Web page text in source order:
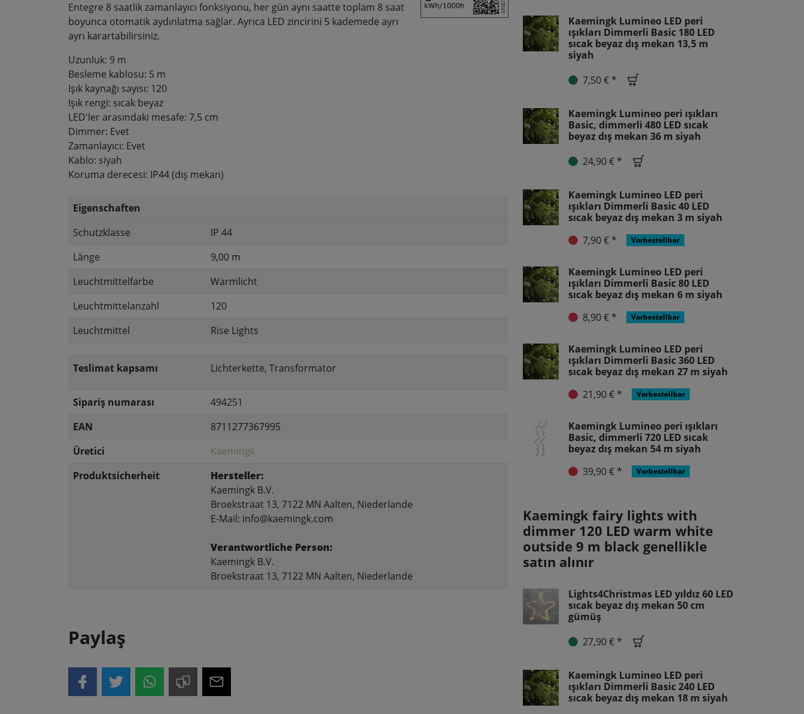
Entegre 8 saatlik zamanlayıcı fonksiyonu, her gün aynı saatte toplam 8 saat
boyunca otomatik aydınlatma sağlar. Ayrıca LED zincirini 5 kademede ayrı
ayrı karartabilirsiniz.
Uzunluk: 9 m
Besleme kablosu: 5 m
Işık kaynağı sayısı: 120
Işık rengi: sıcak beyaz
LED'ler arasındaki mesafe: 7,5 cm
Dimmer: Evet
Zamanlayıcı: Evet
Kablo: siyah
Koruma derecesi: IP44 (dış mekan)
Eigenschaften
Schutzklasse
IP 44
Länge
9,00 m
Leuchtmittelfarbe
Warmlicht
Leuchtmittelanzahl
120
Leuchtmittel
Rise Lights
Teslimat kapsamı Lichterkette, Transformator
Sipariş numarası
494251
EAN
8711277367995
Üretici
Kaemingk
Produktsicherheit
Hersteller:
Kaemingk B.V.
Broekstraat 13, 7122 MN Aalten, Niederlande
E-Mail: info@kaemingk.com
Verantwortliche Person:
Kaemingk B.V.
Broekstraat 13, 7122 MN Aalten, Niederlande
Paylaş
Kaemingk Lumineo LED peri
ışıkları Dimmerli Basic 180 LED
sıcak beyaz dış mekan 13,5 m
siyah
7,50 € *
Kaemingk Lumineo peri ışıkları
Basic, dimmerli 480 LED sıcak
beyaz dış mekan 36 m siyah
24,90 € *
Kaemingk Lumineo LED peri
ışıkları Dimmerli Basic 40 LED
sıcak beyaz dış mekan 3 m siyah
7,90 € *
Vorbestellbar
Kaemingk Lumineo LED peri
ışıkları Dimmerli Basic 80 LED
sıcak beyaz dış mekan 6 m siyah
8,90 € *
Vorbestellbar
Kaemingk Lumineo LED peri
ışıkları Dimmerli Basic 360 LED
sıcak beyaz dış mekan 27 m siyah
21,90 € *
Vorbestellbar
Kaemingk Lumineo peri ışıkları
Basic, dimmerli 720 LED sıcak
beyaz dış mekan 54 m siyah
39,90 € *
Vorbestellbar
Kaemingk fairy lights with
dimmer 120 LED warm white
outside 9 m black genellikle
satın alınır
Lights4Christmas LED yıldız 60 LED
sıcak beyaz dış mekan 50 cm
gümüş
27,90 € *
Kaemingk Lumineo LED peri
ışıkları Dimmerli Basic 240 LED
sıcak beyaz dış mekan 18 m siyah